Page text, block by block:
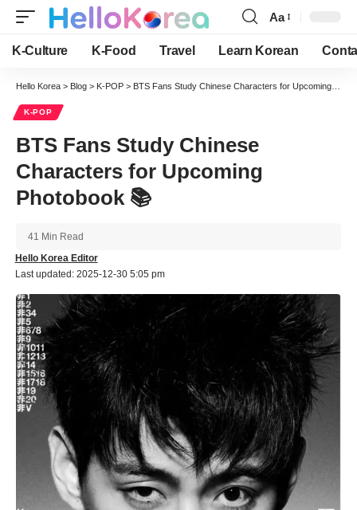
Font
Resizer
Aa
K-Culture K-Food Travel Learn Korean
Hello Korea > Blog > K-POP > BTS Fans Study Chinese Characters for Upcoming Photobook 📚
K-POP
BTS Fans Study Chinese
Characters for Upcoming
Photobook 📚
Last updated: 2025-12-30 5:05 pm
Hello Korea Editor
41 Min Read